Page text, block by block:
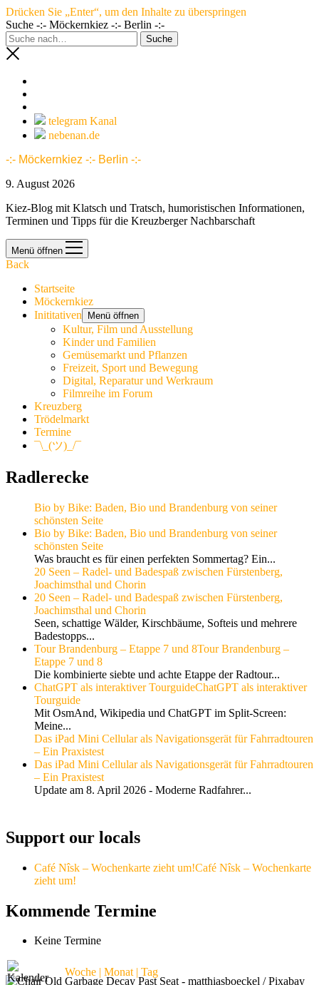
Drücken Sie „Enter“, um den Inhalte zu überspringen
Suche -:- Möckernkiez -:- Berlin -:-
telegram Kanal
nebenan.de
-:- Möckernkiez -:- Berlin -:-
9. August 2026
Kiez-Blog mit Klatsch und Tratsch, humoristischen Informationen,
Terminen und Tipps für die Kreuzberger Nachbarschaft
Menü öffnen
Back
Startseite
Möckernkiez
Inititativen
Menü öffnen
Kultur, Film und Ausstellung
Kinder und Familien
Gemüsemarkt und Pflanzen
Freizeit, Sport und Bewegung
Digital, Reparatur und Werkraum
Filmreihe im Forum
Kreuzberg
Trödelmarkt
Termine
¯\_(ツ)_/¯
Radlerecke
Bio by Bike: Baden, Bio und Brandenburg von seiner
schönsten Seite
Bio by Bike: Baden, Bio und Brandenburg von seiner
schönsten Seite
Was braucht es für einen perfekten Sommertag? Ein...
20 Seen – Radel- und Badespaß zwischen Fürstenberg,
Joachimsthal und Chorin
20 Seen – Radel- und Badespaß zwischen Fürstenberg,
Joachimsthal und Chorin
Seen, schattige Wälder, Kirschbäume, Softeis und mehrere
Badestopps...
Tour Brandenburg – Etappe 7 und 8Tour Brandenburg –
Etappe 7 und 8
Die kombinierte siebte und achte Etappe der Radtour...
ChatGPT als interaktiver TourguideChatGPT als interaktiver
Tourguide
Mit OsmAnd, Wikipedia und ChatGPT im Split-Screen:
Meine...
Das iPad Mini Cellular als Navigationsgerät für Fahrradtouren
– Ein Praxistest
Das iPad Mini Cellular als Navigationsgerät für Fahrradtouren
– Ein Praxistest
Update am 8. April 2026 - Moderne Radfahrer...
Support our locals
Café Nîsk – Wochenkarte zieht um!Café Nîsk – Wochenkarte
zieht um!
Kommende Termine
Keine Termine
Woche | Monat | Tag